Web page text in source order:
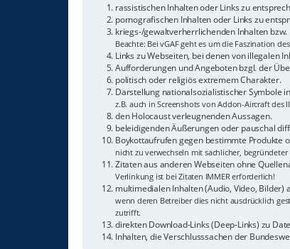
rassistischen Inhalten oder Links zu
pornografischen Inhalten oder Links zu
kriegs-/gewaltverherrlichenden Inhalten
Beachte: Bei vGAF geht es um die Faszination
Links zu Webseiten, bei denen von illegalen
Aufforderungen und Angeboten bzgl. der
politisch oder religiös extremem Charakter.
Darstellung nationalsozialistischer Symbole
z.B. auch in Screenshots von Addon-Aircraft des
den Holocaust verleugnenden Aussagen.
beleidigenden Äußerungen oder pauschal
Boykottaufrufen gegen bestimmte Produkte
nicht zu verwechseln mit sachlicher, begründeter
Zitaten aus anderen Webseiten ohne
Verlinkung ist bei Zitaten IMMER erforderlich!
multimedialen Inhalten (Audio, Video, Bilder)
wenn deren Betreiber dies nicht ausdrücklich
zutrifft.
direkten Download-Links (Deep-Links) zu
Inhalten, die Verschlusssachen der